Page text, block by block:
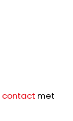
contact met